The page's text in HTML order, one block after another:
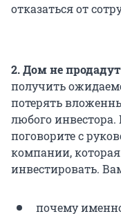
отказаться от
2. Дом не
получить
потерять
любого
поговорите с
компании,
инвестировать.
почему